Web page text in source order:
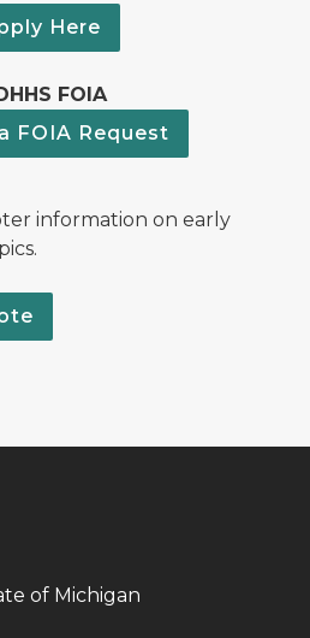
Here
FOIA
FOIA Request
information on early
of Michigan